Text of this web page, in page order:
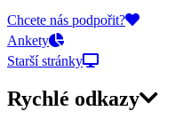
On-line přihlášky
Chcete nás podpořit?
Ankety
Starší stránky
Rychlé odkazy